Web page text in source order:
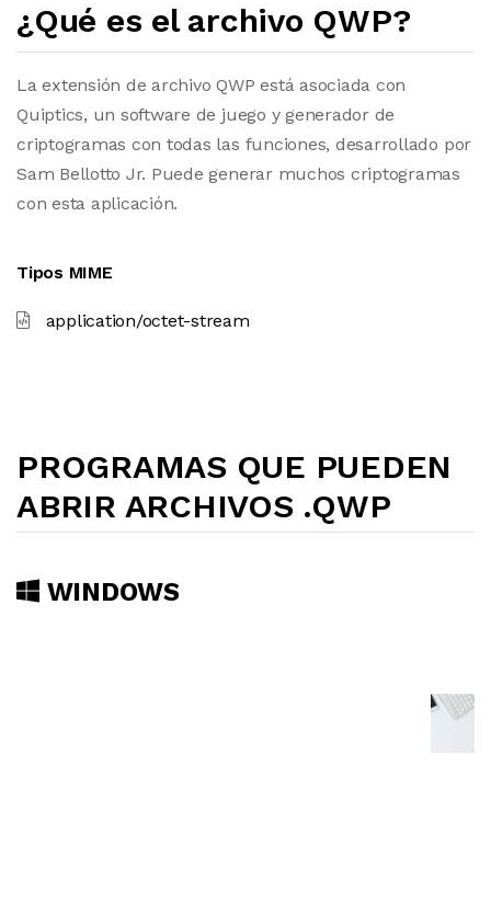
¿Qué es el archivo QWP?
La extensión de archivo QWP está asociada con
Quiptics, un software de juego y generador de
criptogramas con todas las funciones, desarrollado por
Sam Bellotto Jr. Puede generar muchos criptogramas
con esta aplicación.
Tipos MIME
application/octet-stream
PROGRAMAS QUE PUEDEN
ABRIR ARCHIVOS .QWP
WINDOWS